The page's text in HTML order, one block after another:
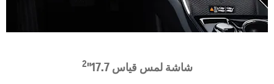
​شاشة لمس قياس 17.7" 2